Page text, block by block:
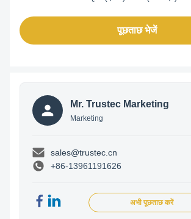
पूछताछ भेजें
Mr. Trustec Marketing
Marketing
sales@trustec.cn
+86-13961191626
अभी पूछताछ करें